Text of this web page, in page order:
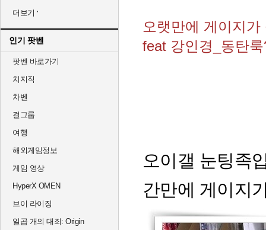
더보기
인기 팟벤
팟벤 바로가기
치지직
차벤
걸그룹
여행
해외게임정보
게임 영상
HyperX OMEN
브이 라이징
일곱 개의 대죄: Origin
오랫만에 게이지
feat 강인경_동탄룩
오이갤 눈팅족
간만에 게이지